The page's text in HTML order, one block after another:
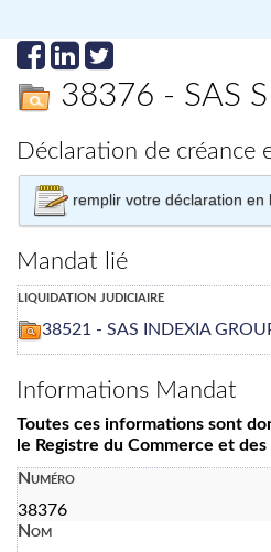
38376 - SAS
Déclaration de créance
remplir votre déclaration en
Mandat lié
liquidation judiciaire
38521 - SAS INDEXIA
Informations Mandat
Toutes ces informations sont
le Registre du Commerce et
Numéro
38376
Nom